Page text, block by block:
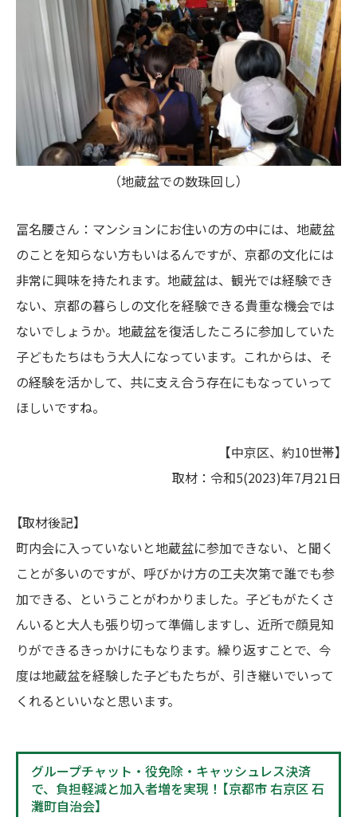
（地蔵盆での数珠回し）
冨名腰さん：マンションにお住いの方の中には、地蔵盆
のことを知らない方もいはるんですが、京都の文化には
非常に興味を持たれます。地蔵盆は、観光では経験でき
ない、京都の暮らしの文化を経験できる貴重な機会では
ないでしょうか。地蔵盆を復活したころに参加していた
子どもたちはもう大人になっています。これからは、そ
の経験を活かして、共に支え合う存在にもなっていって
ほしいですね。
【中京区、約10世帯】
取材：令和5(2023)年7月21日
【取材後記】
町内会に入っていないと地蔵盆に参加できない、と聞く
ことが多いのですが、呼びかけ方の工夫次第で誰でも参
加できる、ということがわかりました。子どもがたくさ
んいると大人も張り切って準備しますし、近所で顔見知
りができるきっかけにもなります。繰り返すことで、今
度は地蔵盆を経験した子どもたちが、引き継いでいって
くれるといいなと思います。
グループチャット・役免除・キャッシュレス決済
で、負担軽減と加入者増を実現！【京都市 右京区 石
灘町自治会】